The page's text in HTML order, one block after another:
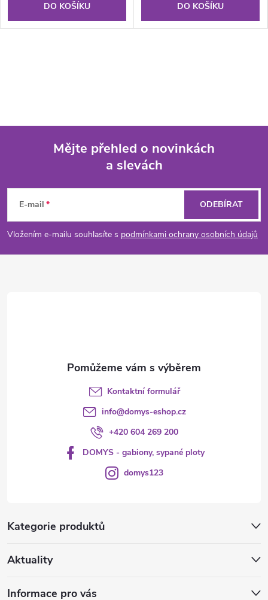
DO KOŠÍKU DO KOŠÍKU
p
Mějte přehled o novinkách
a slevách
E-mail
Vložením e-mailu souhlasíte s podmínkami ochrany osobních údajů
ODEBÍRAT
Kategorie produktů
Aktuality
Informace pro vás
Kontaktní formulář
info@domys-eshop.cz
+420 604 269 200
DOMYS - gabiony, sypané ploty
domys123